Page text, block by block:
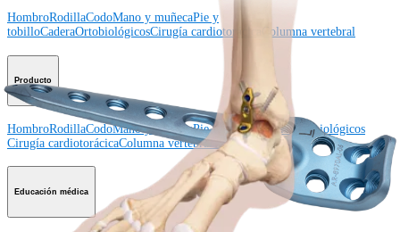
HombroRodillaCodoMano y muñecaPie y
tobilloCaderaOrtobiológicosCirugía cardiotorácica Columna vertebral
Producto
HombroRodillaCodoMano y muñecaPie y tobilloCaderaOrtobiológicos
Cirugía cardiotorácicaColumna vertebral Imagen y resección
Educación médica